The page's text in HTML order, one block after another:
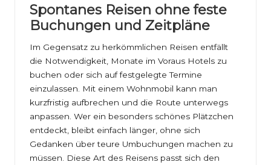
Spontanes Reisen ohne feste
Buchungen und Zeitpläne
Im Gegensatz zu herkömmlichen Reisen entfällt
die Notwendigkeit, Monate im Voraus Hotels zu
buchen oder sich auf festgelegte Termine
einzulassen. Mit einem Wohnmobil kann man
kurzfristig aufbrechen und die Route unterwegs
anpassen. Wer ein besonders schönes Plätzchen
entdeckt, bleibt einfach länger, ohne sich
Gedanken über teure Umbuchungen machen zu
müssen. Diese Art des Reisens passt sich den